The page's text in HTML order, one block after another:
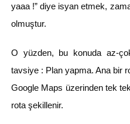
yaaa !” diye isyan etmek,
olmuştur.
O yüzden, bu konuda az-
tavsiye : Plan yapma. Ana bir
Google Maps üzerinden tek
rota şekillenir.